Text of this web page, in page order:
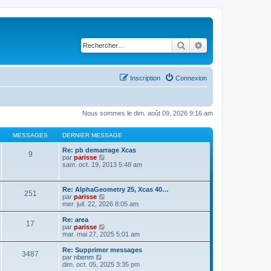
Rechercher
Connexion
Inscription
Nous sommes le dim. août 09, 2026 9:16 am
MESSAGES DERNIER MESSAGE
9
Re: pb demarrage Xcas
par parisse
o
l
t
e
r
d
e
r
i
sam. oct. 19, 2013 5:48 am
251
Re: AlphaGeometry 25, Xcas 40…
par parisse
o
n
l
r
l
e
mer. juil. 22, 2026 8:05 am
17
Re: area
par parisse
o
n
s
l
mar. mai 27, 2025 5:01 am
3487
Re: Supprimer messages
par nbenm
o
dim. oct. 05, 2025 3:35 pm